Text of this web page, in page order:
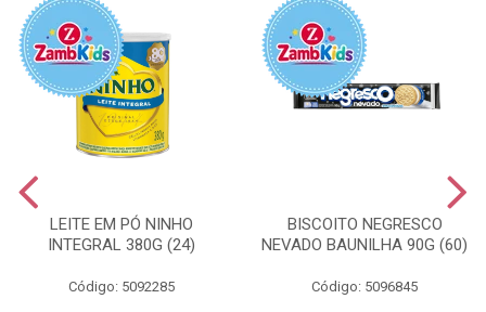
LEITE EM PÓ NINHO
INTEGRAL 380G (24)
Código: 5092285
BISCOITO NEGRESCO
NEVADO BAUNILHA 90G (60)
Código: 5096845